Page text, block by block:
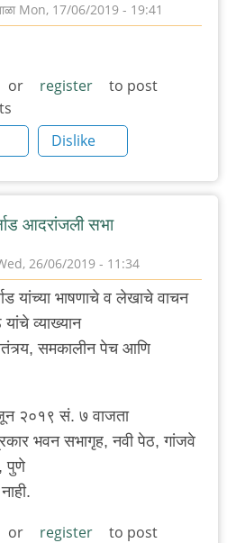
Mon, 17/06/2019 - 19:41
or register
to post
Dislike
आदरांजली सभा
26/06/2019 - 11:34
यांच्या भाषणाचे व लेखाचे वाचन
व्याख्यान
समकालीन पेच आणि
२०१९ सं. ७ वाजता
भवन सभागृह, नवी पेठ, गांजवे
पुणे
or register
to post